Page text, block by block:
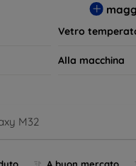
il tuo dispositivo
Vetro
Alla macchina
M32